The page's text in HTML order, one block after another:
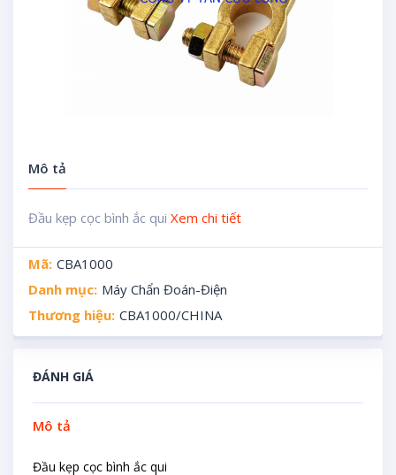
Mô tả
Đầu kẹp cọc bình ắc qui Xem chi tiết
Mã: CBA1000
Danh mục: Máy Chẩn Đoán-Điện
Thương hiệu: CBA1000/CHINA
ĐÁNH GIÁ
Mô tả
Đầu kẹp cọc bình ắc qui